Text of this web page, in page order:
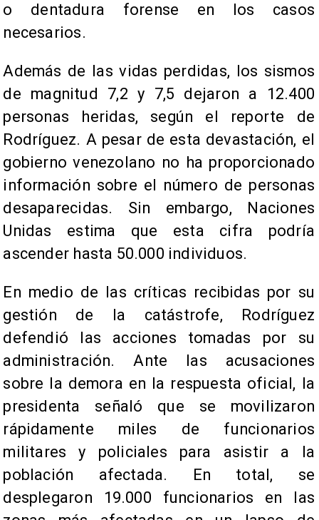
o dentadura forense en los casos
necesarios.
Además de las vidas perdidas, los sismos
de magnitud 7,2 y 7,5 dejaron a 12.400
personas heridas, según el reporte de
Rodríguez. A pesar de esta devastación, el
gobierno venezolano no ha proporcionado
información sobre el número de personas
desaparecidas. Sin embargo, Naciones
Unidas estima que esta cifra podría
ascender hasta 50.000 individuos.
En medio de las críticas recibidas por su
gestión de la catástrofe, Rodríguez
defendió las acciones tomadas por su
administración. Ante las acusaciones
sobre la demora en la respuesta oficial, la
presidenta señaló que se movilizaron
rápidamente miles de funcionarios
militares y policiales para asistir a la
población afectada. En total, se
desplegaron 19.000 funcionarios en las